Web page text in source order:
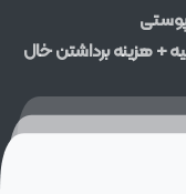
+ هزینه برداشتن خال